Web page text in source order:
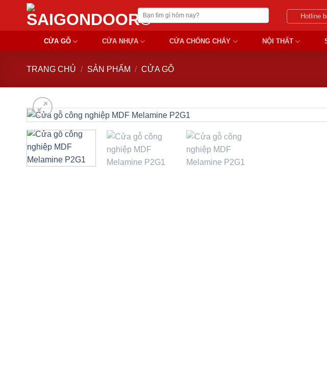
Chuyển
nội
Tìm
kiếm:
Hotline
CỬA GỖ CỬA NHỰA CỬA CHỐNG CHÁY NỘI THẤT
TRANG CHỦ / SẢN PHẨM / CỬA GỖ